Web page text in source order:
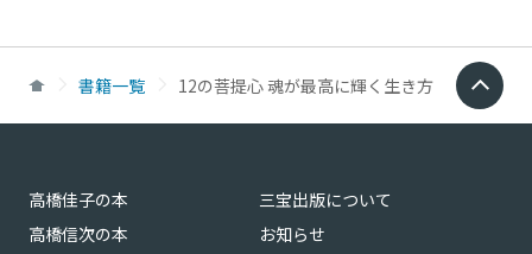
書籍一覧 12の菩提心 魂が最高に輝く生き方
高橋佳子の本
高橋信次の本
三宝出版について
お知らせ